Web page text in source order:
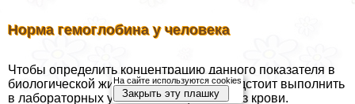
Норма гемоглобина у человека
Чтобы определить концентрацию данного показателя в
биологической жидкости, пациенту предстоит выполнить
в лабораторных условиях общий анализ крови.
На сайте используются cookies
Закрыть эту плашку